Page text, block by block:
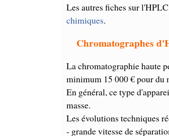
Les autres fiches sur
chimiques.
Chromatographes
La chromatographie haute
minimum 15 000 € pour du
En général, ce type
masse.
Les évolutions techniques
- grande vitesse de